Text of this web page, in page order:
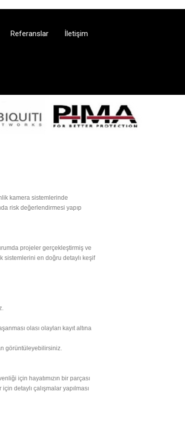
Referanslar İletişim
kamera sistemlerinde
risk değerlendirmesi yapıp
projeler gerçekleştirmiş ve
en doğru detaylı keşif
olası olayları kayıt altına
görüntüleyebilirsiniz.
için hayatımızın bir parçası
detaylı çalışmalar yapılması